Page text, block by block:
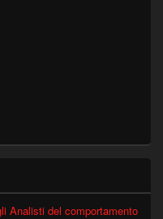
Analisti del comportamento